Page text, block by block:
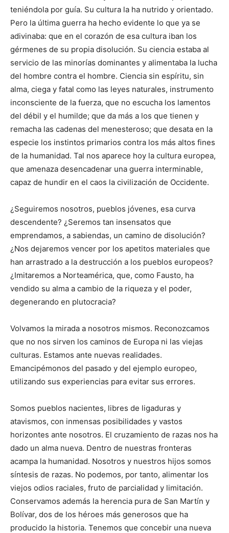
teniéndola por guía. Su cultura la ha nutrido y orientado.
Pero la última guerra ha hecho evidente lo que ya se
adivinaba: que en el corazón de esa cultura iban los
gérmenes de su propia disolución. Su ciencia estaba al
servicio de las minorías dominantes y alimentaba la lucha
del hombre contra el hombre. Ciencia sin espíritu, sin
alma, ciega y fatal como las leyes naturales, instrumento
inconsciente de la fuerza, que no escucha los lamentos
del débil y el humilde; que da más a los que tienen y
remacha las cadenas del menesteroso; que desata en la
especie los instintos primarios contra los más altos fines
de la humanidad. Tal nos aparece hoy la cultura europea,
que amenaza desencadenar una guerra interminable,
capaz de hundir en el caos la civilización de Occidente.
¿Seguiremos nosotros, pueblos jóvenes, esa curva
descendente? ¿Seremos tan insensatos que
emprendamos, a sabiendas, un camino de disolución?
¿Nos dejaremos vencer por los apetitos materiales que
han arrastrado a la destrucción a los pueblos europeos?
¿Imitaremos a Norteamérica, que, como Fausto, ha
vendido su alma a cambio de la riqueza y el poder,
degenerando en plutocracia?
Volvamos la mirada a nosotros mismos. Reconozcamos
que no nos sirven los caminos de Europa ni las viejas
culturas. Estamos ante nuevas realidades.
Emancipémonos del pasado y del ejemplo europeo,
utilizando sus experiencias para evitar sus errores.
Somos pueblos nacientes, libres de ligaduras y
atavismos, con inmensas posibilidades y vastos
horizontes ante nosotros. El cruzamiento de razas nos ha
dado un alma nueva. Dentro de nuestras fronteras
acampa la humanidad. Nosotros y nuestros hijos somos
síntesis de razas. No podemos, por tanto, alimentar los
viejos odios raciales, fruto de parcialidad y limitación.
Conservamos además la herencia pura de San Martín y
Bolívar, dos de los héroes más generosos que ha
producido la historia. Tenemos que concebir una nueva